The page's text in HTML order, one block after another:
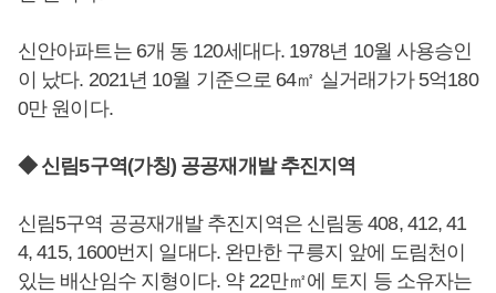
신안아파트는 6개 동 120세대다. 1978년 10월 사용승인
이 났다. 2021년 10월 기준으로 64㎡ 실거래가가 5억180
0만 원이다.
◆ 신림5구역(가칭) 공공재개발 추진지역
신림5구역 공공재개발 추진지역은 신림동 408, 412, 41
4, 415, 1600번지 일대다. 완만한 구릉지 앞에 도림천이
있는 배산임수 지형이다. 약 22만㎡에 토지 등 소유자는